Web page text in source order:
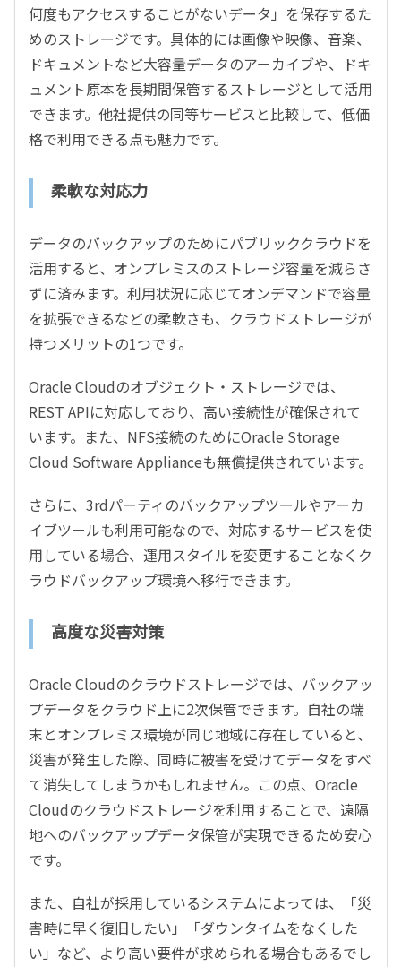
何度もアクセスすることがないデータ」を保存するた
めのストレージです。具体的には画像や映像、音楽、
ドキュメントなど大容量データのアーカイブや、ドキ
ュメント原本を長期間保管するストレージとして活用
できます。他社提供の同等サービスと比較して、低価
格で利用できる点も魅力です。
柔軟な対応力
データのバックアップのためにパブリッククラウドを
活用すると、オンプレミスのストレージ容量を減らさ
ずに済みます。利用状況に応じてオンデマンドで容量
を拡張できるなどの柔軟さも、クラウドストレージが
持つメリットの1つです。
Oracle Cloudのオブジェクト・ストレージでは、
REST APIに対応しており、高い接続性が確保されて
います。また、NFS接続のためにOracle Storage
Cloud Software Applianceも無償提供されています。
さらに、3rdパーティのバックアップツールやアーカ
イブツールも利用可能なので、対応するサービスを使
用している場合、運用スタイルを変更することなくク
ラウドバックアップ環境へ移行できます。
高度な災害対策
Oracle Cloudのクラウドストレージでは、バックアッ
プデータをクラウド上に2次保管できます。自社の端
末とオンプレミス環境が同じ地域に存在していると、
災害が発生した際、同時に被害を受けてデータをすべ
て消失してしまうかもしれません。この点、Oracle
Cloudのクラウドストレージを利用することで、遠隔
地へのバックアップデータ保管が実現できるため安心
です。
また、自社が採用しているシステムによっては、「災
害時に早く復旧したい」「ダウンタイムをなくした
い」など、より高い要件が求められる場合もあるでし